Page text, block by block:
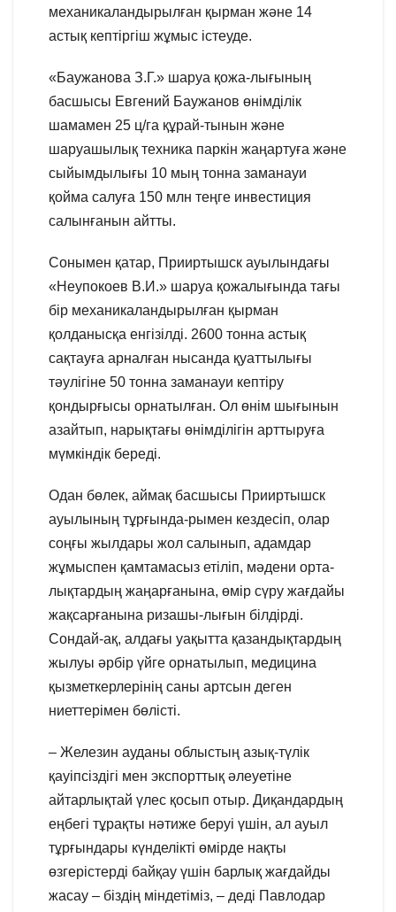
механикаландырылған қырман және 14
астық кептіргіш жұмыс істеуде.
«Баужанова З.Г.» шаруа қожа-лығының
басшысы Евгений Баужанов өнімділік
шамамен 25 ц/га құрай-тынын және
шаруашылық техника паркін жаңартуға және
сыйымдылығы 10 мың тонна заманауи
қойма салуға 150 млн теңге инвестиция
салынғанын айтты.
Сонымен қатар, Прииртышск ауылындағы
«Неупокоев В.И.» шаруа қожалығында тағы
бір механикаландырылған қырман
қолданысқа енгізілді. 2600 тонна астық
сақтауға арналған нысанда қуаттылығы
тәулігіне 50 тонна заманауи кептіру
қондырғысы орнатылған. Ол өнім шығынын
азайтып, нарықтағы өнімділігін арттыруға
мүмкіндік береді.
Одан бөлек, аймақ басшысы Прииртышск
ауылының тұрғында-рымен кездесіп, олар
соңғы жылдары жол салынып, адамдар
жұмыспен қамтамасыз етіліп, мәдени орта-
лықтардың жаңарғанына, өмір сүру жағдайы
жақсарғанына ризашы-лығын білдірді.
Сондай-ақ, алдағы уақытта қазандықтардың
жылуы әрбір үйге орнатылып, медицина
қызметкерлерінің саны артсын деген
ниеттерімен бөлісті.
– Железин ауданы облыстың азық-түлік
қауіпсіздігі мен экспорттық әлеуетіне
айтарлықтай үлес қосып отыр. Диқандардың
еңбегі тұрақты нәтиже беруі үшін, ал ауыл
тұрғындары күнделікті өмірде нақты
өзгерістерді байқау үшін барлық жағдайды
жасау – біздің міндетіміз, – деді Павлодар